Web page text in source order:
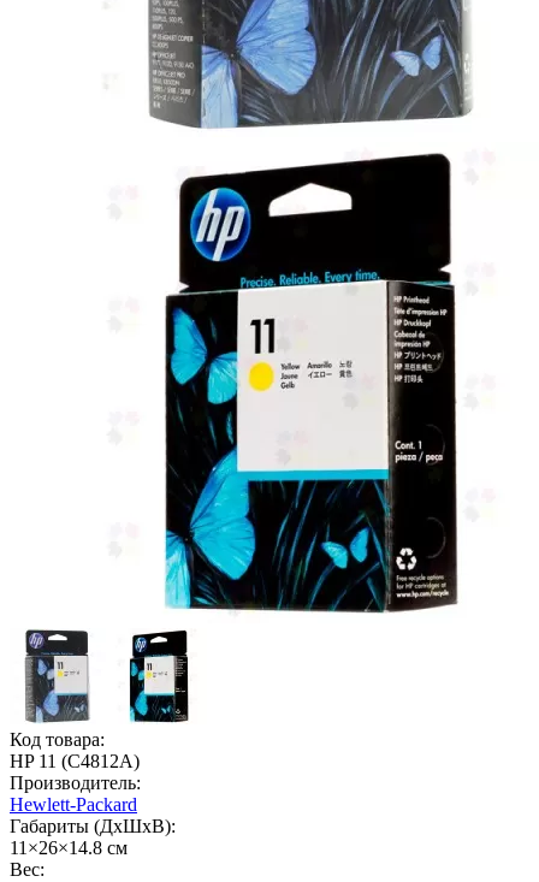
Код товара:
HP 11 (C4812A)
Производитель:
Hewlett-Packard
Габариты (ДхШхВ):
11×26×14.8 см
Вес: